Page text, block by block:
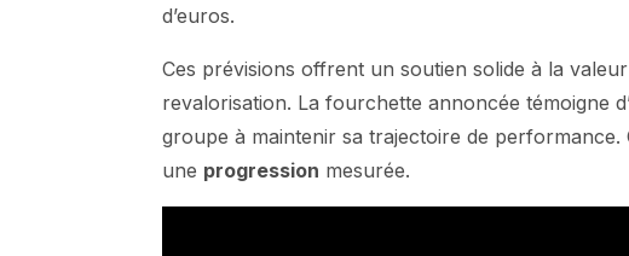
d’euros.
Ces prévisions offrent un soutien solide à la
revalorisation. La fourchette annoncée témoigne
groupe à maintenir sa trajectoire de
une progression mesurée.